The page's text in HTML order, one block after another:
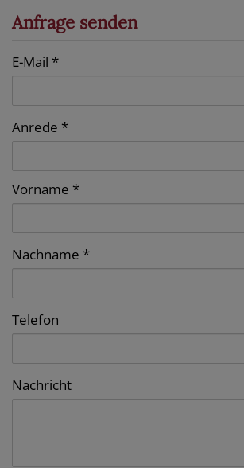
Anfrage senden
E-Mail
Anrede
Vorname
Nachname
Telefon
Nachricht